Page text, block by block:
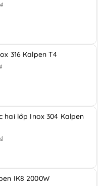
316 Kalpen T4
hai lớp Inox 304 Kalpen
IK8 2000W